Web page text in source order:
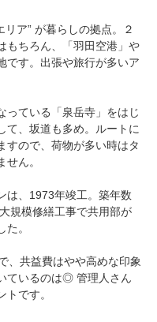
ア” が暮らしの拠点。２
もちろん、「羽田空港」や
です。出張や旅行が多いア
っている「泉岳寺」をはじ
て、坂道も多め。ルートに
すので、荷物が多い時はタ
ん。
は、1973年竣工。築年数
規模修繕工事で共用部が
。
、共益費はやや高めな印象
ているのは◎ 管理人さん
です。